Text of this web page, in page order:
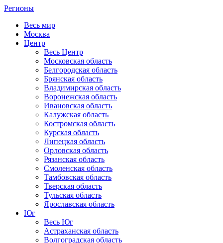
Регионы
Весь мир
Москва
Центр
Весь Центр
Московская область
Белгородская область
Брянская область
Владимирская область
Воронежская область
Ивановская область
Калужская область
Костромская область
Курская область
Липецкая область
Орловская область
Рязанская область
Смоленская область
Тамбовская область
Тверская область
Тульская область
Ярославская область
Юг
Весь Юг
Астраханская область
Волгоградская область